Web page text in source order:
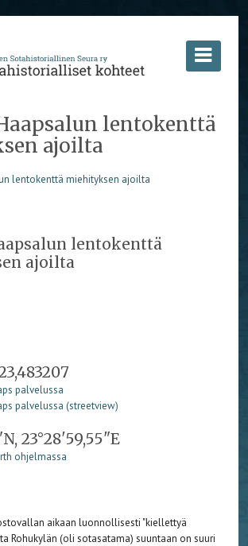
lentokenttä
ajoilta
lentokenttä
ajoilta
palvelussa
palvelussa (streetview)
23°28'59,55"E
ohjelmassa
aikaan luonnollisesti "kiellettyä
Rohukylän (oli sotasatama) suuntaan on suuri